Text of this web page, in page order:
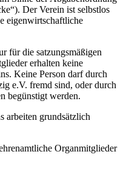
Der Verein ist selbstlos
eigenwirtschaftliche
für die satzungsmäßigen
erhalten keine
Keine Person darf durch
e.V. fremd sind, oder durch
begünstigt werden.
arbeiten grundsätzlich
Organmitglieder